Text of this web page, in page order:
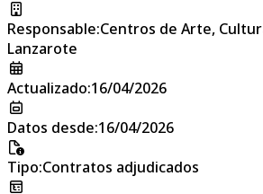
Responsable:Centros de Arte,
Lanzarote
Actualizado:16/04/2026
Datos desde:16/04/2026
Tipo:Contratos adjudicados